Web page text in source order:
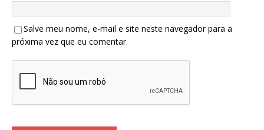
Salve meu nome, e-mail e site neste navegador para a
próxima vez que eu comentar.